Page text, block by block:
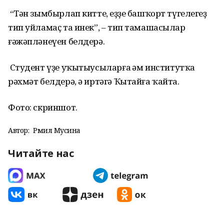
“Тән зымбырлап китте, һеҙҙе башҡорт түгелһегеҙ
тип уйламаҫ та инек”, – тип тамашасылар
ғәжәпләнеүен белдерә.
Студентүҙеуҡытыусыларға һәм институтҡа
рәхмәт белдерә, ә иртәгә Ҡытайға ҡайта.
Фото: скриншот.
Автор: Рәмилә Мусина
Читайте нас